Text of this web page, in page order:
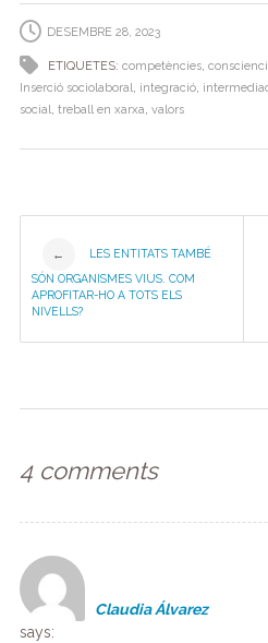
b
o
o
k
dI
n
m p
p
DESEMBRE 28, 2023
ETIQUETES: competències,
Inserció sociolaboral, integració,
social, treball en xarxa, valors
Post
navigation
←
LES ENTITATS TAMBÉ
SÓN ORGANISMES VIUS. COM
APROFITAR-HO A TOTS ELS
NIVELLS?
4 comments
Claudia Álvarez
says: